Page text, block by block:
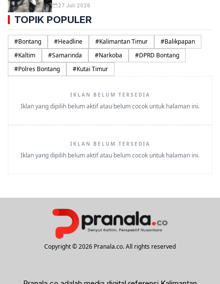
27 Juli 2026
TOPIK POPULER
#Bontang #Headline #Kalimantan Timur #Balikpapan
#Kaltim #Samarinda #Narkoba #DPRD Bontang
#Polres Bontang #Kutai Timur
IKLAN BELUM TERSEDIA
Iklan yang dipilih belum aktif atau belum cocok untuk halaman ini.
IKLAN BELUM TERSEDIA
Iklan yang dipilih belum aktif atau belum cocok untuk halaman ini.
Copyright © 2026 Pranala.co. All rights reserved